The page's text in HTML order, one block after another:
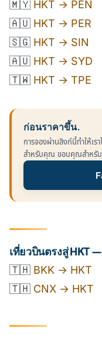
🇲🇾 HKT → PEN
🇦🇺 HKT → PER
🇸🇬 HKT → SIN
🇦🇺 HKT → SYD
🇹🇼 HKT → TPE
ก่อนราคาขึ้น.
การจองผ่านลิงก์นี้ทำให้เ
สำหรับคุณ ขอบคุณสำหรั
เที่ยวบินตรงสู่ HKT
🇹🇭 BKK → HKT
🇹🇭 CNX → HKT